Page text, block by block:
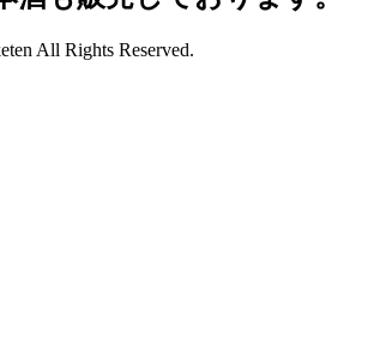
All Rights Reserved.